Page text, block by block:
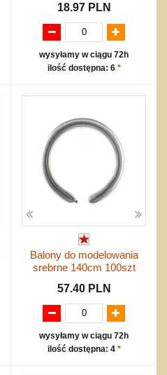
18.97 PLN
wysyłamy w ciągu 72h
ilość dostępna: 6 *
Balony do modelowania
srebrne 140cm 100szt
57.40 PLN
wysyłamy w ciągu 72h
ilość dostępna: 4 *